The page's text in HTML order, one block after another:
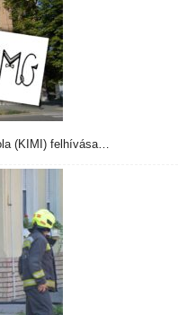
(KIMI) felhívása…